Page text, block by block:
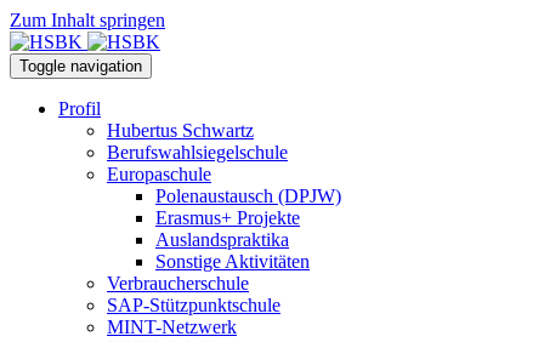
Zum Inhalt springen
Toggle navigation
Profil
Hubertus Schwartz
Berufswahlsiegelschule
Europaschule
Polenaustausch (DPJW)
Erasmus+ Projekte
Auslandspraktika
Sonstige Aktivitäten
Verbraucherschule
SAP-Stützpunktschule
MINT-Netzwerk